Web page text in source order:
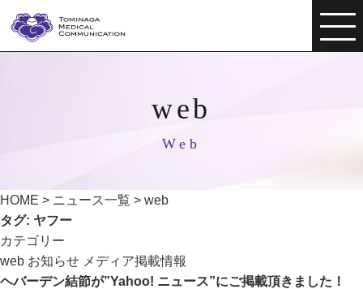
web
Web
HOME > ニュース一覧 > web
タグ: ヤフー
カテゴリー
web お知らせ メディア掲載情報
ヘバーデン結節が”Yahoo! ニュース”にご掲載頂きました！